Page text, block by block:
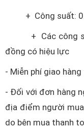
+ Công suất:
+ Các công
đồng có hiệu lực
- Miễn phí giao
- Đối với đơn hàng
địa điểm người
do bên mua thanh